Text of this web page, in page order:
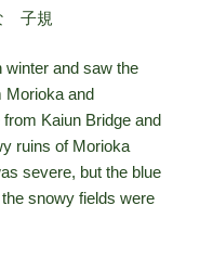
子規
and saw the
Morioka and
Kaiun Bridge and
ruins of Morioka
severe, but the blue
snowy fields were